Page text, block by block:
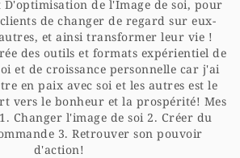
de l'Image de soi, pour
de changer de regard sur eux-
et ainsi transformer leur vie !
des outils et formats expérientiel de
et de croissance personnelle car j'ai
en paix avec soi et les autres est le
vers le bonheur et la prospérité! Mes
Changer l'image de soi 2. Créer du
3. Retrouver son pouvoir
d'action!